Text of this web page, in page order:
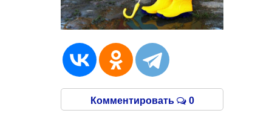
Комментировать 0